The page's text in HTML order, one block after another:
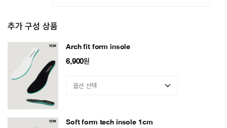
추가 구성 상품
Arch fit form insole
6,900원
Soft form tech insole 1cm